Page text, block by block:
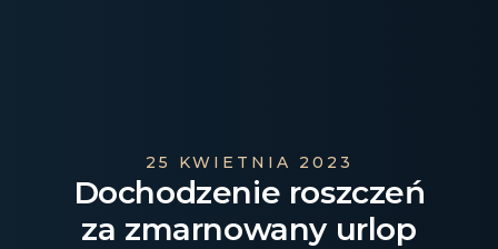
25 KWIETNIA 2023
Dochodzenie roszczeń
za zmarnowany urlop